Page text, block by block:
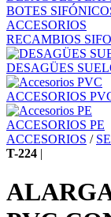
BOTES
ACCESORIOS
RECAMBIOS
DESAGÜES
ACCESORIOS
ACCESORIOS PE
ACCESORIOS /
T-224 |